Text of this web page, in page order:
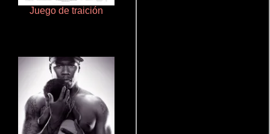
Juego de traición